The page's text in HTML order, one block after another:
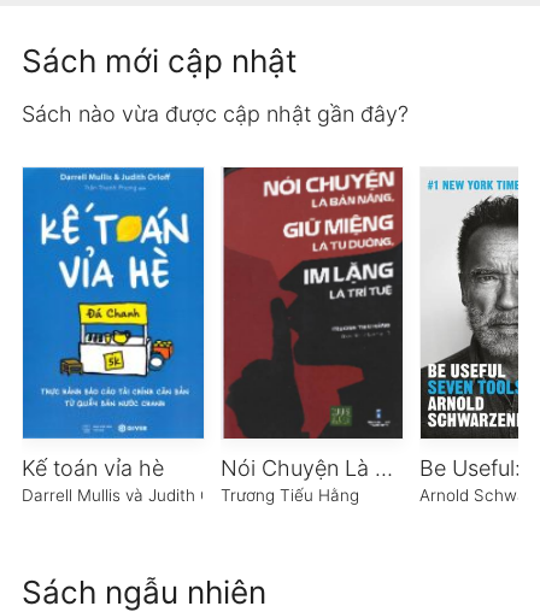
Sách mới cập nhật
Sách nào vừa được cập nhật gần đây?
Kế toán vỉa hè
Darrell Mullis và Judith Orloff
Nói Chuyện Là Bản Năng, Giữ Miệng Là Tu Dưỡng, Im Lặng Là Trí Tuệ
Trương Tiếu Hằng Arnold
Sách ngẫu nhiên